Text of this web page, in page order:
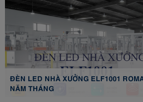
ĐÈN LED NHÀ XƯỞNG ELF1001
NĂM THÁNG